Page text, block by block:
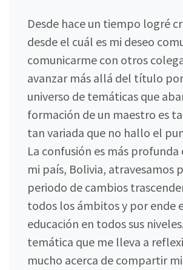
Desde hace un tiempo logré
desde el cuál es mi deseo
comunicarme con otros
avanzar más allá del título
universo de temáticas que
formación de un maestro es
tan variada que no hallo el
La confusión es más profunda
mi país, Bolivia, atravesamos
periodo de cambios
todos los ámbitos y por ende
educación en todos sus
temática que me lleva a
mucho acerca de compartir